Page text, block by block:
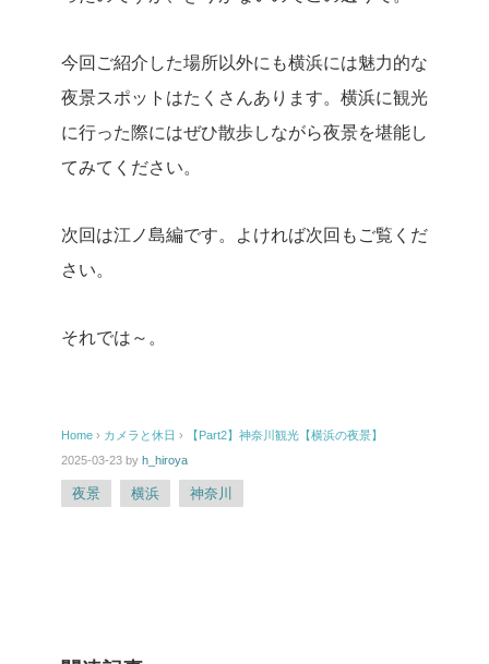
今回ご紹介した場所以外にも横浜には魅力的な
夜景スポットはたくさんあります。横浜に観光
に行った際にはぜひ散歩しながら夜景を堪能し
てみてください。
次回は江ノ島編です。よければ次回もご覧くだ
さい。
それでは～。
Home › カメラと休日 ›
【Part2】神奈川観光【横浜の夜景】
2025-03-23 by h_hiroya
夜景 横浜 神奈川